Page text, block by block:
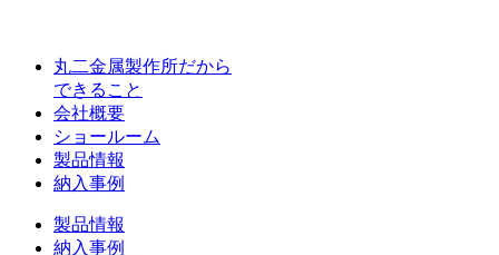
丸二金属製作所だから
できること
会社概要
ショールーム
製品情報
納入事例
製品情報
納入事例